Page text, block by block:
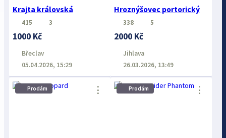
Krajta královská
415 3
1000 Kč
Břeclav
05.04.2026, 15:29
Hroznýšovec portorický
338 5
2000 Kč
Jihlava
26.03.2026, 13:49
Prodám ⋮ Prodám ⋮